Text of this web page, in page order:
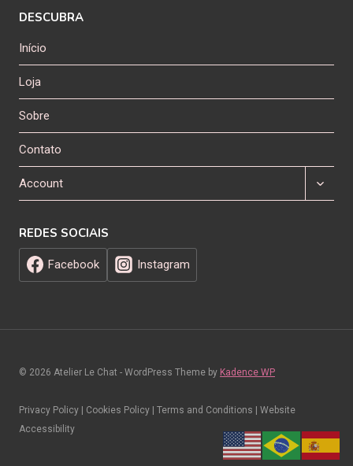
DESCUBRA
Início
Loja
Sobre
Contato
Account
Expand
REDES SOCIAIS
Facebook Instagram
© 2026 Atelier Le Chat - WordPress Theme by Kadence WP
Privacy Policy | Cookies Policy | Terms and Conditions | Website
Accessibility